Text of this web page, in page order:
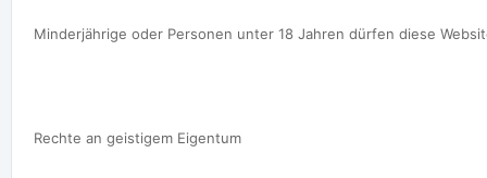
Minderjährige oder Personen unter 18 Jahren dürfen diese
Rechte an geistigem Eigentum